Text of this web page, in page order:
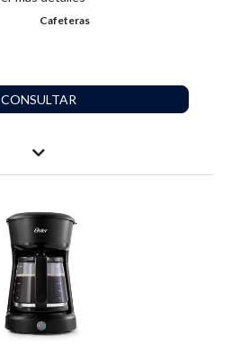
Cafeteras
CONSULTAR